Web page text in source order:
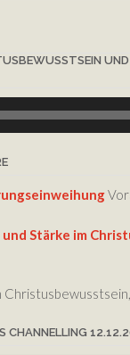
UND
Stärke im
CHANNELLING